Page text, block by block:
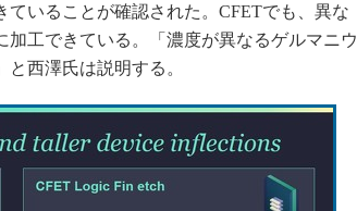
いることが確認された。CFETでも、異な
工できている。「濃度が異なるゲルマニウ
西澤氏は説明する。